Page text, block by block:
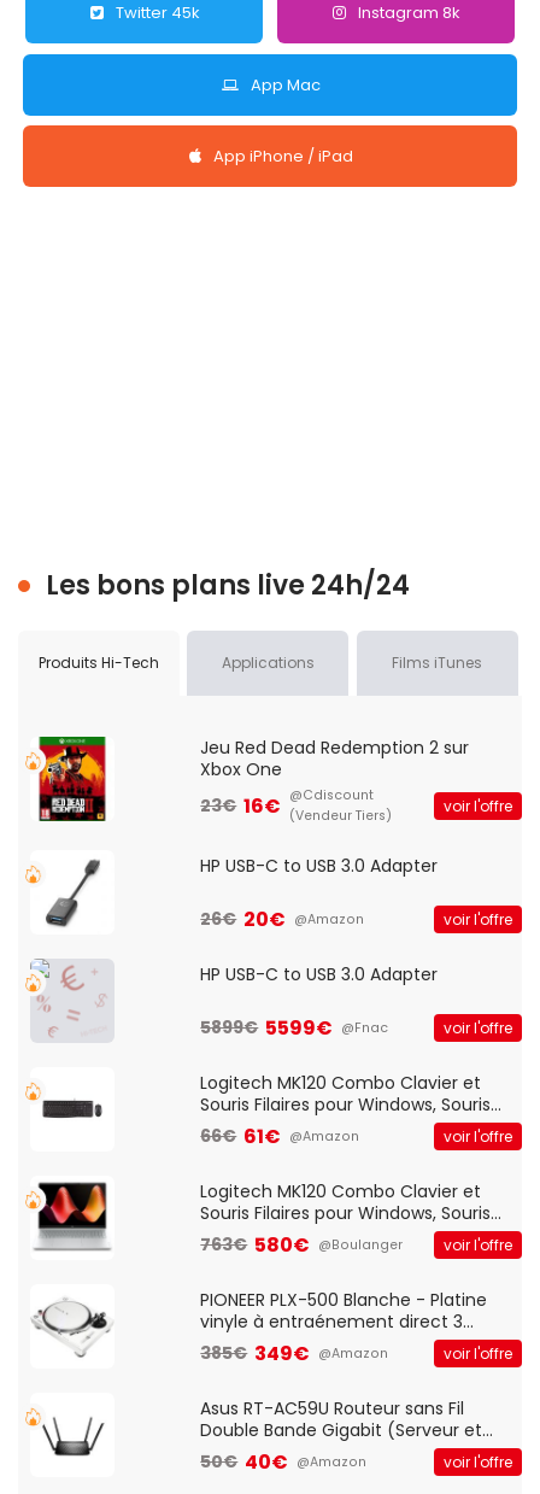
Twitter 45k Instagram 8k
App Mac
App iPhone / iPad
Les bons plans live 24h/24
Produits Hi-Tech Applications Films iTunes
Jeu Red Dead Redemption 2 sur
Xbox One
23€ 16€ @Cdiscount
(Vendeur Tiers)
voir l'offre
HP USB-C to USB 3.0 Adapter
26€ 20€ @Amazon voir l'offre
HP USB-C to USB 3.0 Adapter
5899€ 5599€ @Fnac voir l'offre
Logitech MK120 Combo Clavier et
Souris Filaires pour Windows, Souris
Optique Filaire, Connexion USB Plug
And Play, Confortable, Taille
QWERTY UK - Noir
66€ 61€ @Amazon voir l'offre
Logitech MK120 Combo Clavier et
Souris Filaires pour Windows, Souris
Optique Filaire, Connexion USB Plug
And Play, Confortable, Taille
QWERTY UK - Noir
763€ 580€ @Boulanger voir l'offre
PIONEER PLX-500 Blanche - Platine
vinyle à entraénement direct 3
vitesses (33-45-78 trs/min) avec
pre-ampli intégré et port USB
385€ 349€ @Amazon voir l'offre
Asus RT-AC59U Routeur sans Fil
Double Bande Gigabit (Serveur et
Client VPN, Triple Vlan, Mode Point
d'accès et Bridge, contrôle Parental,
50€ 40€ @Amazon voir l'offre